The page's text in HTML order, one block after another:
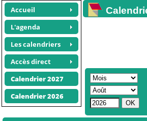
Accueil
L'agenda
Les calendriers
Accès direct
Calendrier 2027
Calendrier 2026